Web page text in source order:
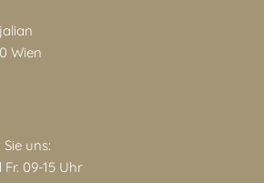
Wien
uns:
09-15 Uhr